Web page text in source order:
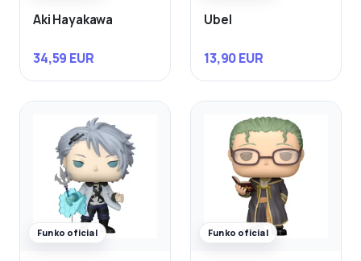
Aki Hayakawa
34,59 EUR
Ubel
13,90 EUR
Funko oficial Funko oficial